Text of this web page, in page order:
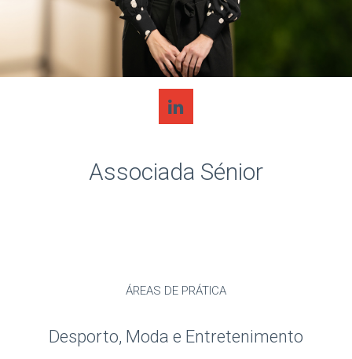
Associada Sénior
ÁREAS DE PRÁTICA
Desporto, Moda e Entretenimento